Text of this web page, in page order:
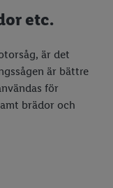
etc.
är det
är bättre
för
brädor och